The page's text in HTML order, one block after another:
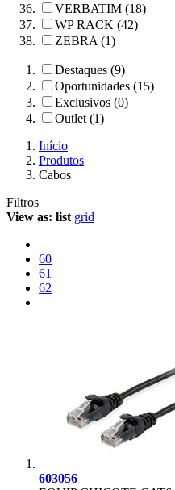
VERBATIM (18)
WP RACK (42)
ZEBRA (1)
Destaques (9)
Oportunidades (15)
Exclusivos (0)
Outlet (1)
Início
Produtos
Cabos
Filtros
View as: list grid
60
61
62
603056